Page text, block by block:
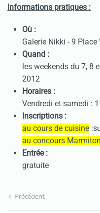
Informations pratiques :
Où :
Galerie Nikki - 9
Quand :
les weekends du 7, 8
2012
Horaires :
Vendredi et samedi :
Inscriptions :
au cours de cuisine
au concours Marmiton
Entrée :
gratuite
Précédent